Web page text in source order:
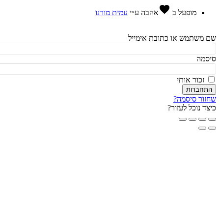
מופעל בfavorite אהבהע״י עמית מורנו
או כתובת אימייל
זכור אותי
סיסמה?
נוכל לעזור?